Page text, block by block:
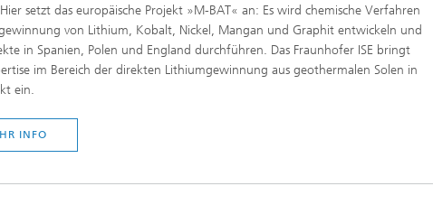
setzt das europäische Projekt »M-BAT« an: Es wird chemische Verfahren
von Lithium, Kobalt, Nickel, Mangan und Graphit entwickeln und
in Spanien, Polen und England durchführen. Das Fraunhofer ISE bringt
im Bereich der direkten Lithiumgewinnung aus geothermalen Solen in
ein.
INFO